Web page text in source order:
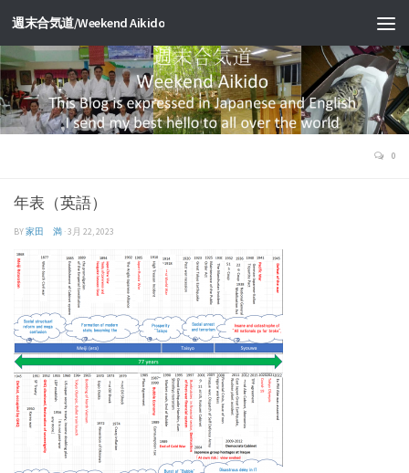
週末合気道/Weekend Aikido
0
年表（英語）
BY家田 満 ·3月 22, 2023